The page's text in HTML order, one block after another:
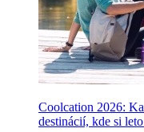
Coolcation 2026:
destinácií, kde si